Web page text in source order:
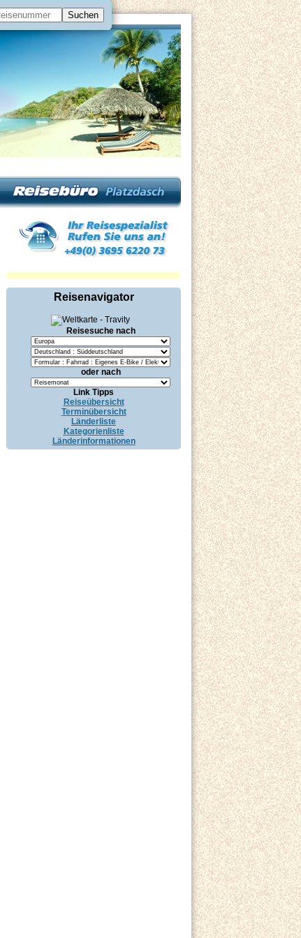
Reisenavigator
Reisesuche nach
oder nach
Link Tipps
Reiseübersicht
Terminübersicht
Länderliste
Kategorienliste
Länderinformationen